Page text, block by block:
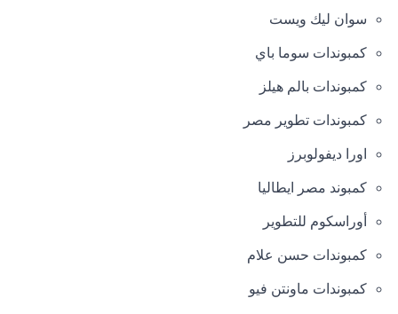
سوان ليك ويست
كمبوندات سوما باي
كمبوندات بالم هيلز
كمبوندات تطوير مصر
اورا ديفولوبرز
كمبوند مصر ايطاليا
أوراسكوم للتطوير
كمبوندات حسن علام
كمبوندات ماونتن فيو